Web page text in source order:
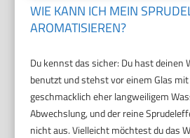
WIE KANN ICH MEIN
AROMATISIEREN?
Du kennst das sicher: Du hast deinen
benutzt und stehst vor einem Glas
geschmacklich eher langweiligem
Abwechslung, und der reine
nicht aus. Vielleicht möchtest du das